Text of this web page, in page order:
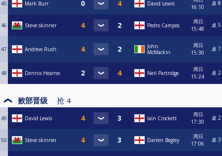
45 Mark Burr David Lewis
16:10
桌 8
46 Steve skinner Pedro Campos
周日
15:48
桌 5
47 Andrew Rush
John
McMackin
周日
15:30
桌 7
48 Dennis Hearne Neil Partridge
周日
15:24
桌 2
败部晋级 抢 4
49 David Lewis Iain Crockett
周日
17:30
桌 2
50 Steve skinner Darren Begley
周日
17:06
桌 3